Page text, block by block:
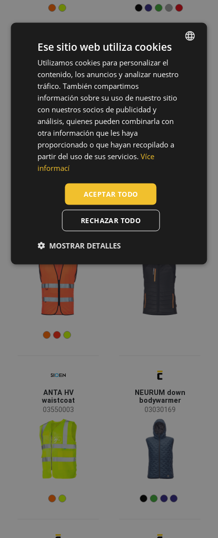
Polyester / TPU membrane
NARDA HV kids
set
03030062
MAX ECO STR
vest
KNOXFIELD HV
03030136
SPAARNE vest
ANTA HV
waistcoat
03550003
NEURUM down
bodywarmer
03030169
ENGLISH
CZECH
HUNGARIAN
SLOVAK
POLISH
SPANISH
FRENCH
Ese sitio web utiliza cookies
Utilizamos cookies para personalizar el
contenido, los anuncios y analizar nuestro
tráfico. También compartimos
información sobre su uso de nuestro sitio
con nuestros socios de publicidad y
análisis, quienes pueden combinarla con
otra información que les haya
proporcionado o que hayan recopilado a
partir del uso de sus servicios. Více
informací
ACEPTAR TODO
RECHAZAR TODO
MOSTRAR DETALLES